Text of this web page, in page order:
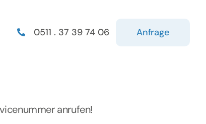
0511 . 37 39 74 06 Anfrage
anrufen!